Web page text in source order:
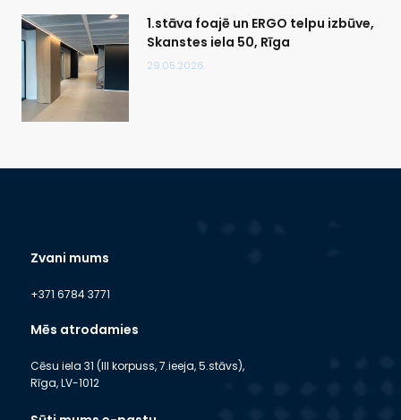
1.stāva foajē un ERGO telpu izbūve,
Skanstes iela 50, Rīga
29.05.2026.
Zvani mums
+371 6784 3771
Mēs atrodamies
Cēsu iela 31 (III korpuss, 7.ieeja, 5.stāvs),
Rīga, LV-1012